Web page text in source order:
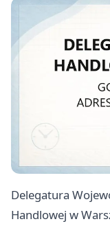
Delegatura
Handlowej w